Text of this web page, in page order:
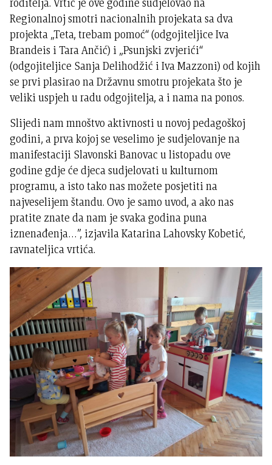
Regionalnoj smotri nacionalnih projekata sa dva
projekta „Teta, trebam pomoć“ (odgojiteljice Iva
Brandeis i Tara Ančić) i „Psunjski zvjerići“
(odgojiteljice Sanja Delihodžić i Iva Mazzoni) od kojih
se prvi plasirao na Državnu smotru projekata što je
veliki uspjeh u radu odgojitelja, a i nama na ponos.
Slijedi nam mnoštvo aktivnosti u novoj pedagoškoj
godini, a prva kojoj se veselimo je sudjelovanje na
manifestaciji Slavonski Banovac u listopadu ove
godine gdje će djeca sudjelovati u kulturnom
programu, a isto tako nas možete posjetiti na
najveselijem štandu. Ovo je samo uvod, a ako nas
pratite znate da nam je svaka godina puna
iznenađenja…”, izjavila Katarina Lahovsky Kobetić,
ravnateljica vrtića.